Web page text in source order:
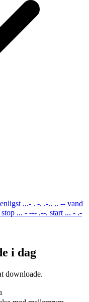
...- . -. .-.. .. -- vand
stop ... - --- .--. start ... - .-
i dag
downloade.